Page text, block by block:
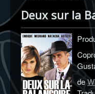
Deux sur la
de